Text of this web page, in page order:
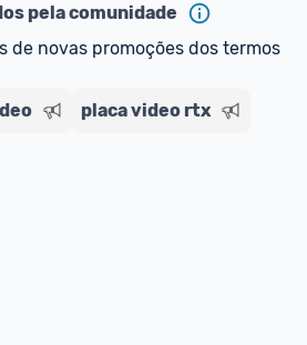
pela comunidade
de novas promoções dos termos
placa video rtx